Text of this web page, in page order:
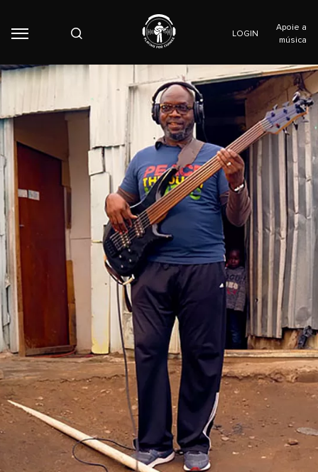
LOGIN
Apoie a
música